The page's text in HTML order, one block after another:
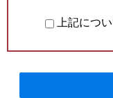
上記につ